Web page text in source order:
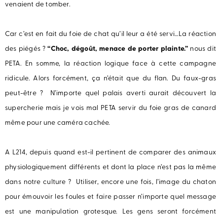
venaient de tomber.
Car c’est en fait du foie de chat qu’il leur a été servi…La réaction
des piégés ?“Choc, dégoût, menace de porter plainte.” nous dit
PETA. En somme, la réaction logique face à cette campagne
ridicule. Alors forcément, ça n’était que du flan. Du faux-gras
peut-être ? N’importe quel palais averti aurait découvert la
supercherie mais je vois mal PETA servir du foie gras de canard
même pour une caméra cachée.
A L214, depuis quand est-il pertinent de comparer des animaux
physiologiquement différents et dont la place n’est pas la même
dans notre culture ? Utiliser, encore une fois, l’image du chaton
pour émouvoir les foules et faire passer n’importe quel message
est une manipulation grotesque. Les gens seront forcément